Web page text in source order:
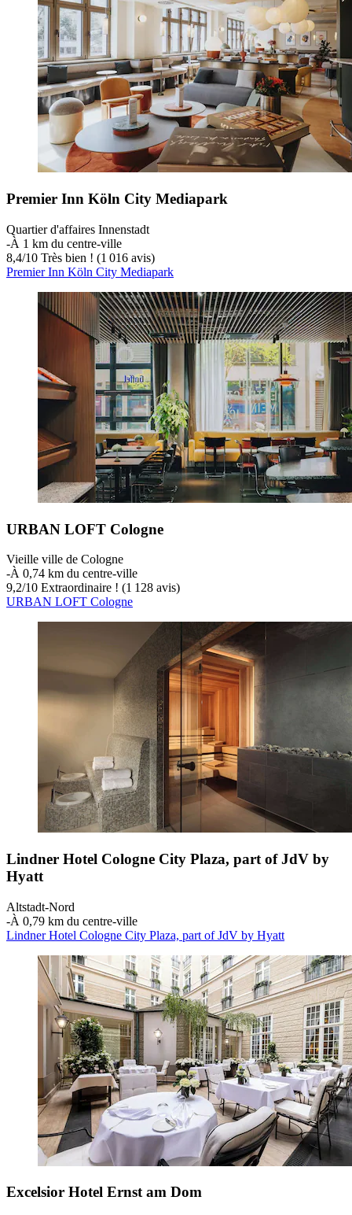
Premier Inn Köln City Mediapark
Quartier d'affaires Innenstadt
‐À 1 km du centre-ville
8,4/10 Très bien ! (1 016 avis)
Premier Inn Köln City Mediapark
URBAN LOFT Cologne
Vieille ville de Cologne
‐À 0,74 km du centre-ville
9,2/10 Extraordinaire ! (1 128 avis)
URBAN LOFT Cologne
Lindner Hotel Cologne City Plaza, part of JdV by
Hyatt
Altstadt-Nord
‐À 0,79 km du centre-ville
Lindner Hotel Cologne City Plaza, part of JdV by Hyatt
Excelsior Hotel Ernst am Dom